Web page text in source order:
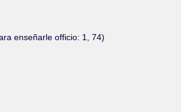
enseñarle officio: 1, 74)